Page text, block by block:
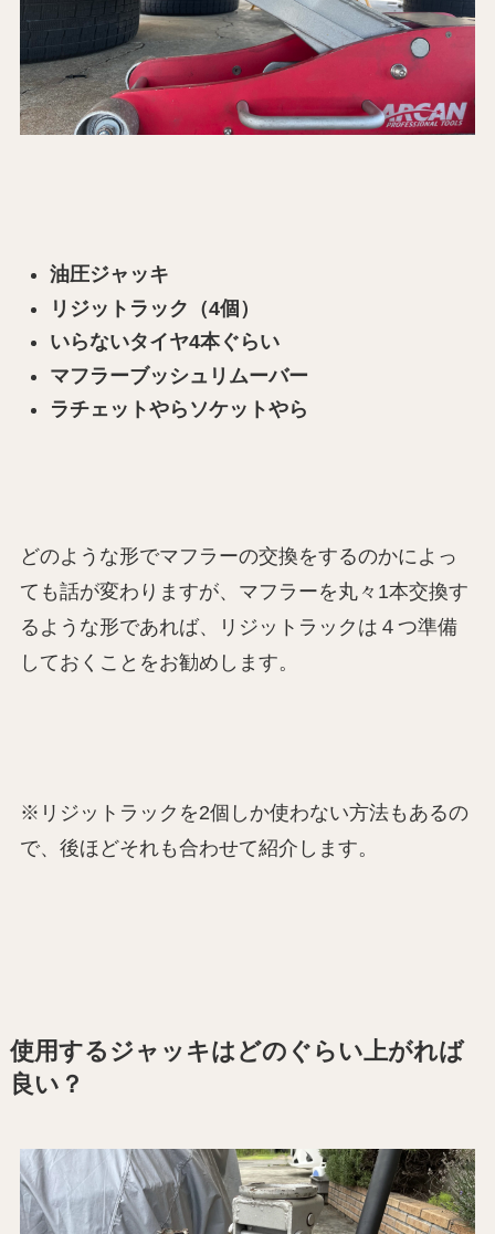
油圧ジャッキ
リジットラック（4個）
いらないタイヤ4本ぐらい
マフラーブッシュリムーバー
ラチェットやらソケットやら
どのような形でマフラーの交換をするのかによっ
ても話が変わりますが、マフラーを丸々1本交換す
るような形であれば、リジットラックは４つ準備
しておくことをお勧めします。
※リジットラックを2個しか使わない方法もあるの
で、後ほどそれも合わせて紹介します。
使用するジャッキはどのぐらい上がれば
良い？